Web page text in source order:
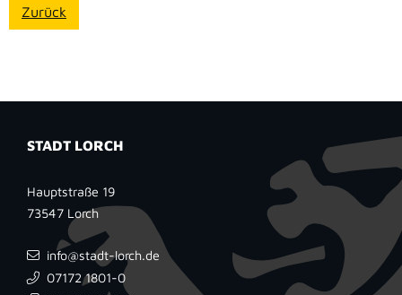
Zurück
STADT LORCH
Hauptstraße 19
73547 Lorch
info@stadt-lorch.de
07172 1801-0